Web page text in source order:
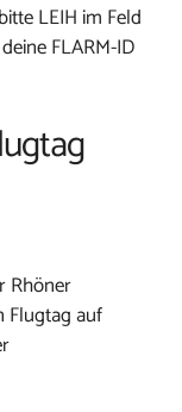
LEIH im Feld
FLARM-ID
Rhöner
Flugtag auf